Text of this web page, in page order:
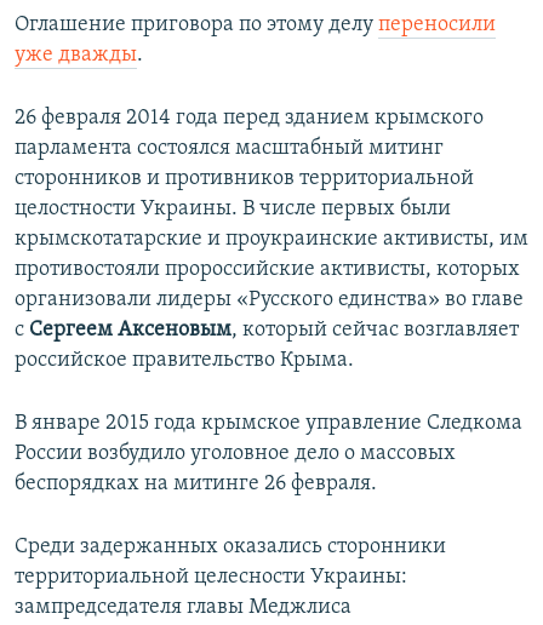
Оглашение приговора​ по этому делу ​ переносили
уже дважды.
26 февраля 2014 года перед зданием крымского
парламента состоялся масштабный митинг
сторонников и противников территориальной
целостности Украины. В числе первых были
крымскотатарские и проукраинские активисты, им
противостояли пророссийские активисты, которых
организовали лидеры «Русского единства» во главе
с Сергеем Аксеновым, который сейчас возглавляет
российское правительство Крыма.
В январе 2015 года крымское управление Следкома
России возбудило уголовное дело о массовых
беспорядках на митинге 26 февраля.
Среди задержанных оказались сторонники
территориальной целесности Украины:
зампредседателя главы Меджлиса